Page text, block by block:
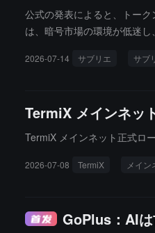
公式の発表によると、トー
は、暗号市場の環境が低迷
ークンのロック解除には影
2026-07-14 サブリエ サブ
TermiX メインネ
TermiX メインネット正式ロ
2026-07-08 TermiX メイン
GoPlus：AIは